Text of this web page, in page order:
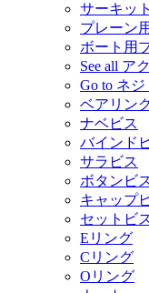
サーキッ
プレーン
ボート用
See all ア
Go to ネジ
ベアリン
ナベビス
バインド
サラビス
ボタンビ
キャップ
セットビ
Eリング
Cリング
Oリング